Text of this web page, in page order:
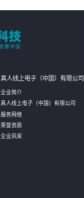
真人线上电子（中国）有限公司
企业简介
真人线上电子（中国）有限公司
服务网络
荣誉资质
企业风采